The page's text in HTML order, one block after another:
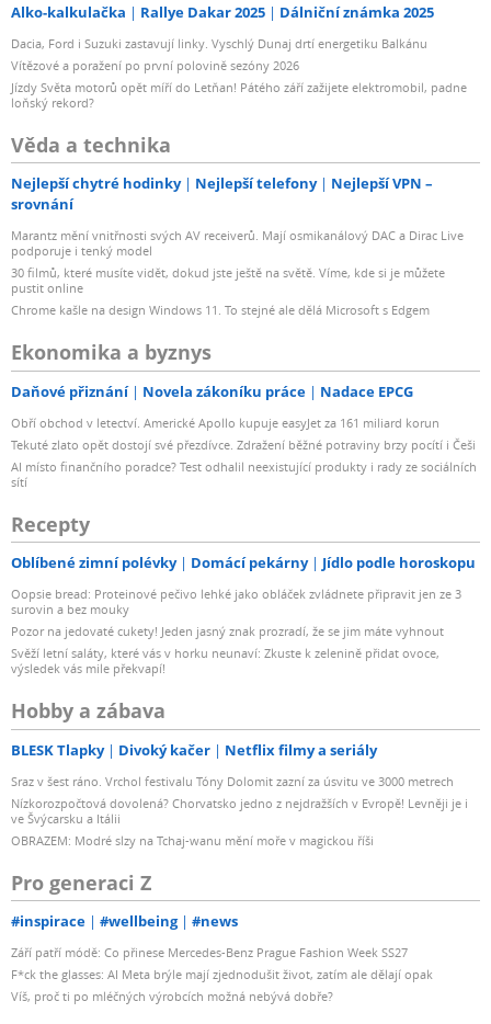
Alko-kalkulačka Rallye Dakar 2025 Dálniční známka 2025
Dacia, Ford i Suzuki zastavují linky. Vyschlý Dunaj drtí energetiku Balkánu
Vítězové a poražení po první polovině sezóny 2026
Jízdy Světa motorů opět míří do Letňan! Pátého září zažijete elektromobil, padne
loňský rekord?
Věda a technika
Nejlepší chytré hodinky Nejlepší telefony
Nejlepší VPN –
srovnání
Marantz mění vnitřnosti svých AV receiverů. Mají osmikanálový DAC a Dirac Live
podporuje i tenký model
30 filmů, které musíte vidět, dokud jste ještě na světě. Víme, kde si je můžete
pustit online
Chrome kašle na design Windows 11. To stejné ale dělá Microsoft s Edgem
Ekonomika a byznys
Daňové přiznání Novela zákoníku práce Nadace EPCG
Obří obchod v letectví. Americké Apollo kupuje easyJet za 161 miliard korun
Tekuté zlato opět dostojí své přezdívce. Zdražení běžné potraviny brzy pocítí i Češi
AI místo finančního poradce? Test odhalil neexistující produkty i rady ze sociálních
sítí
Recepty
Oblíbené zimní polévky Domácí pekárny Jídlo podle horoskopu
Oopsie bread: Proteinové pečivo lehké jako obláček zvládnete připravit jen ze 3
surovin a bez mouky
Pozor na jedovaté cukety! Jeden jasný znak prozradí, že se jim máte vyhnout
Svěží letní saláty, které vás v horku neunaví: Zkuste k zelenině přidat ovoce,
výsledek vás mile překvapí!
Hobby a zábava
BLESK Tlapky Divoký kačer Netflix filmy a seriály
Sraz v šest ráno. Vrchol festivalu Tóny Dolomit zazní za úsvitu ve 3000 metrech
Nízkorozpočtová dovolená? Chorvatsko jedno z nejdražších v Evropě! Levněji je i
ve Švýcarsku a Itálii
OBRAZEM: Modré slzy na Tchaj-wanu mění moře v magickou říši
Pro generaci Z
#inspirace #wellbeing #news
Září patří módě: Co přinese Mercedes-Benz Prague Fashion Week SS27
F*ck the glasses: AI Meta brýle mají zjednodušit život, zatím ale dělají opak
Víš, proč ti po mléčných výrobcích možná nebývá dobře?